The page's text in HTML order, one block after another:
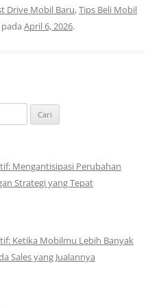
Drive Mobil Baru,Tips Beli Mobil
pada April 6, 2026.
Mengantisipasi Perubahan
Strategi yang Tepat
Ketika Mobilmu Lebih Banyak
Sales yang Jualannya